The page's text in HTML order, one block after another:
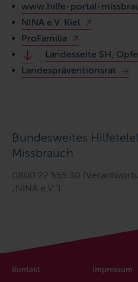
www.hilfe-portal-
NINA e.V. Kiel
ProFamilia
Landesseite SH,
Landespräventionsrat
Bundesweites
Missbrauch
0800 22 555 30
„NINA e.V.“)
Kontakt Impressum